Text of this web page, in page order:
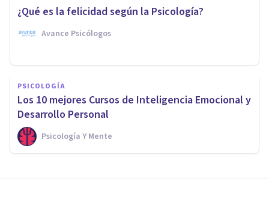
¿Qué es la felicidad según la Psicología?
Avance Psicólogos
PSICOLOGÍA
Los 10 mejores Cursos de Inteligencia Emocional y
Desarrollo Personal
Psicología Y Mente